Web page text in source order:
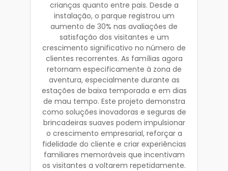
crianças quanto entre pais. Desde a
instalação, o parque registrou um
aumento de 30% nas avaliações de
satisfação dos visitantes e um
crescimento significativo no número de
clientes recorrentes. As famílias agora
retornam especificamente à zona de
aventura, especialmente durante as
estações de baixa temporada e em dias
de mau tempo. Este projeto demonstra
como soluções inovadoras e seguras de
brincadeiras suaves podem impulsionar
o crescimento empresarial, reforçar a
fidelidade do cliente e criar experiências
familiares memoráveis que incentivam
os visitantes a voltarem repetidamente.